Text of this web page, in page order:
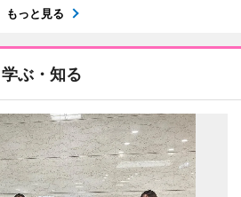
もっと見る
学ぶ・知る